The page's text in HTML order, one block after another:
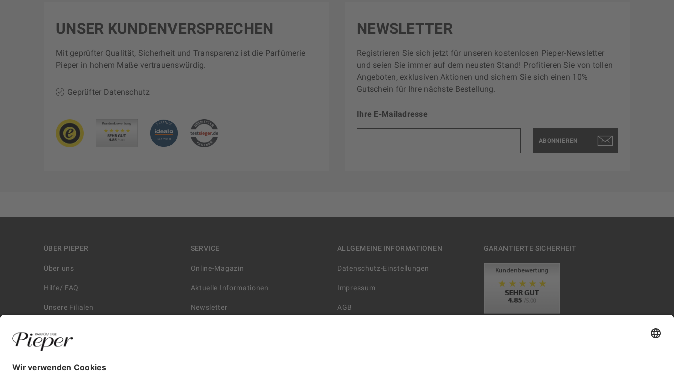
NEWSLETTER
Registrieren Sie sich jetzt für unseren kostenlosen Pieper-Newsletter
und seien Sie immer auf dem neusten Stand! Profitieren Sie von tollen
Angeboten, exklusiven Aktionen und sichern Sie sich einen 10%
Gutschein für Ihre nächste Bestellung.
Ihre E-Mailadresse
ABONNIEREN
UNSER KUNDENVERSPRECHEN
Mit geprüfter Qualität, Sicherheit und Transparenz ist die Parfümerie
Pieper in hohem Maße vertrauenswürdig.
Geprüfter Datenschutz
ÜBER PIEPER
Über uns
Hilfe/ FAQ
Unsere Filialen
Historie
Affiliate
SERVICE
Online-Magazin
Aktuelle Informationen
Newsletter
ALLGEMEINE INFORMATIONEN
Datenschutz-Einstellungen
Impressum
AGB
GARANTIERTE SICHERHEIT